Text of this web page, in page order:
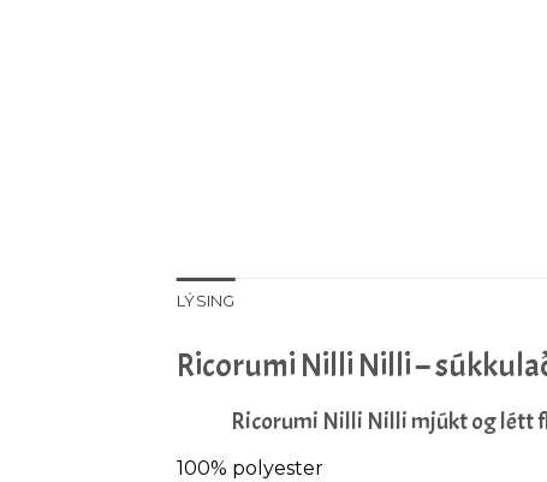
LÝSING
Ricorumi Nilli Nilli –
Ricorumi Nilli Nilli mjúkt og létt
100% polyester